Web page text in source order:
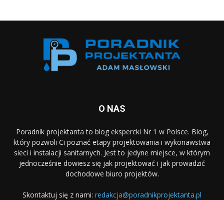
O NAS
Poradnik projektanta to blog ekspercki Nr 1 w Polsce. Blog,
który pozwoli Ci poznać etapy projektowania i wykonawstwa
sieci i instalacji sanitarnych. Jest to jedyne miejsce, w którym
jednocześnie dowiesz się jak projektować i jak prowadzić
dochodowe biuro projektów.
Skontaktuj się z nami: redakcja@poradnikprojektanta.pl